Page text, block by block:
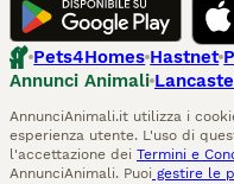
Pets4Homes Hastnet
Annunci Animali
AnnunciAnimali.it utilizza i
esperienza utente. L'uso di
l'accettazione dei Termini e
AnnunciAnimali. Puoi gestire le